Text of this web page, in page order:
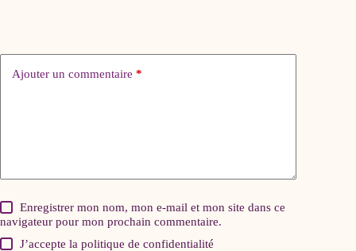
Ajouter un commentaire *
Enregistrer mon nom, mon e-mail et mon site dans ce
navigateur pour mon prochain commentaire.
J’accepte lapolitique de confidentialité